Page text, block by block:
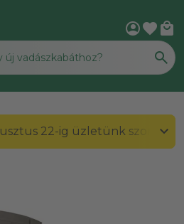
account_circlefavorite local_mall
22-ig üzletünk